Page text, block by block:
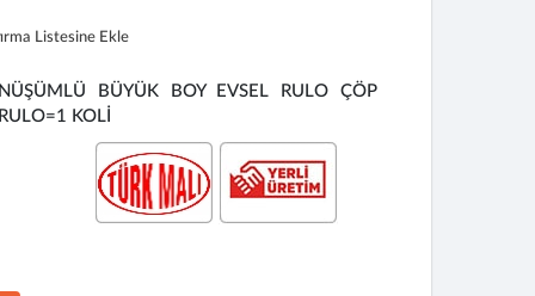
Listesine Ekle
BÜYÜK BOY EVSEL RULO ÇÖP
KOLİ